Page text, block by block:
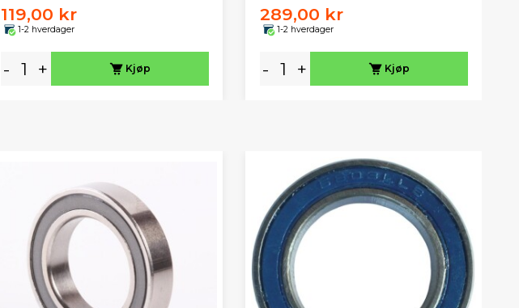
119,00 kr
1-2 hverdager
- + Kjøp
289,00 kr
1-2 hverdager
- + Kjøp